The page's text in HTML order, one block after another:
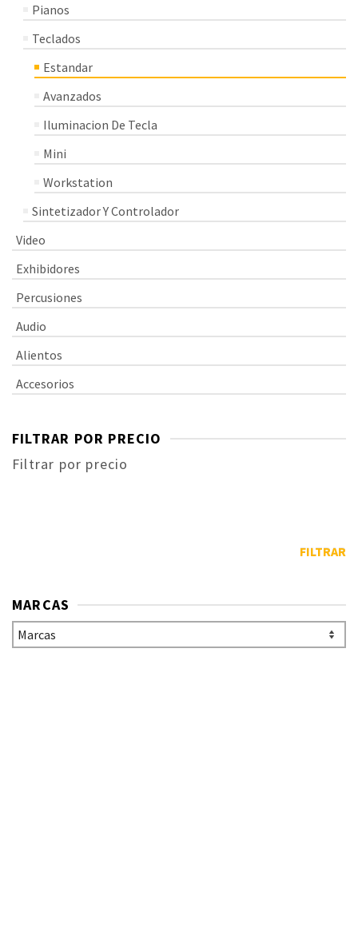
Pianos
Teclados
Estandar
Avanzados
Iluminacion De Tecla
Mini
Workstation
Sintetizador Y Controlador
Video
Exhibidores
Percusiones
Audio
Alientos
Accesorios
FILTRAR POR PRECIO
Filtrar por precio
FILTRAR
MARCAS